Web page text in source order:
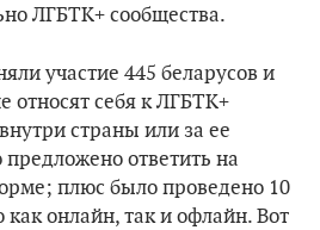
ЛГБТК+ сообщества.
участие 445 беларусов и
относят себя к ЛГБТК+
страны или за ее
ответить на
плюс было проведено 10
онлайн, так и офлайн. Вот